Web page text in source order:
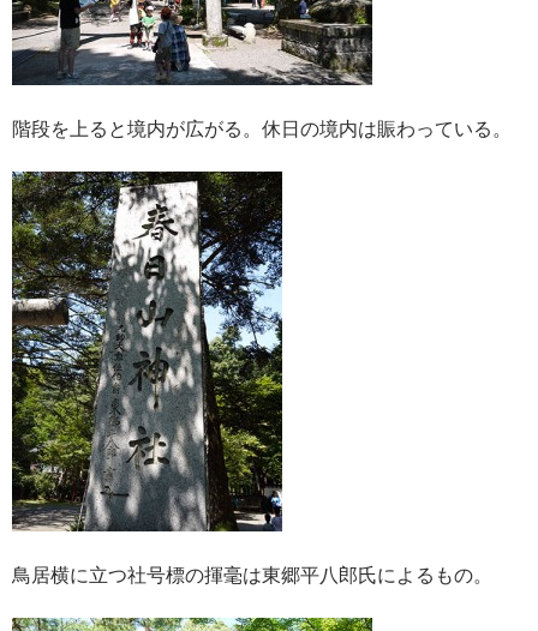
階段を上ると境内が広がる。休日の境内は賑わっている。
鳥居横に立つ社号標の揮毫は東郷平八郎氏によるもの。